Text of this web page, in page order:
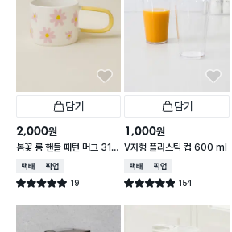
담기
2,000원
봄꽃 롱 핸들 패턴 머그 310
ml
택배배송매장픽업
별점 5.0점 19
건 작성
담기
1,000원
V자형 플라스틱 컵 600 ml
택배배송매장픽업
별점 4.9점 154
건 작성